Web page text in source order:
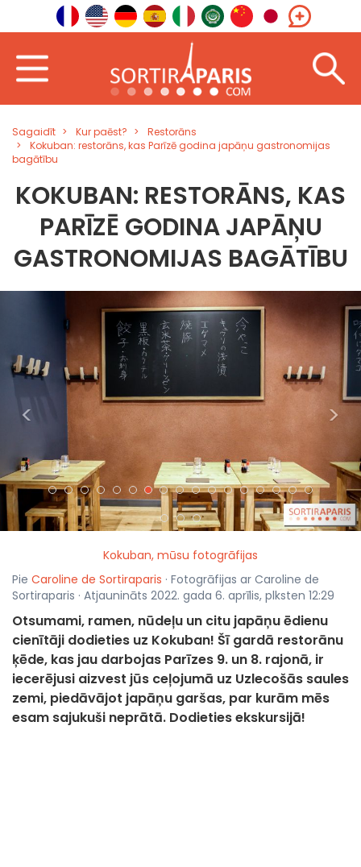
Sagaidīt Kur paēst?
Restorāns
Kokuban: restorāns, kas Parīzē godina japāņu gastronomijas
bagātību
KOKUBAN: RESTORĀNS, KAS
PARĪZĒ GODINA JAPĀŅU
GASTRONOMIJAS BAGĀTĪBU
< >
Kokuban, mūsu fotogrāfijas
Pie Caroline de Sortiraparis · Fotogrāfijas ar Caroline de
Sortiraparis · Atjaunināts 2022. gada 6. aprīlis, plksten 12:29
Otsumami, ramen, nūdeļu un citu japāņu ēdienu
cienītāji dodieties uz Kokuban! Šī gardā restorānu
ķēde, kas jau darbojas Parīzes 9. un 8. rajonā, ir
iecerējusi aizvest jūs ceļojumā uz Uzlecošās saules
zemi, piedāvājot japāņu garšas, par kurām mēs
esam sajukuši neprātā. Dodieties ekskursijā!